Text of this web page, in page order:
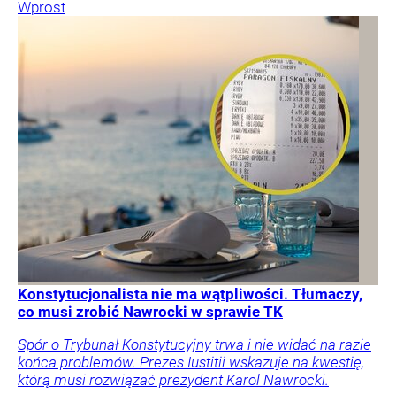
Wprost
Konstytucjonalista nie ma wątpliwości. Tłumaczy,
co musi zrobić Nawrocki w sprawie TK
Spór o Trybunał Konstytucyjny trwa i nie widać na razie
końca problemów. Prezes Iustitii wskazuje na kwestię,
którą musi rozwiązać prezydent Karol Nawrocki.